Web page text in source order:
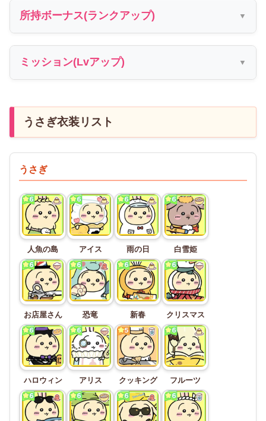
所持ボーナス(ランクアップ)
ミッション(Lvアップ)
うさぎ衣装リスト
うさぎ
人魚の島 アイス 雨の日 白雪姫
お店屋さん 恐竜 新春 クリスマス
ハロウィン アリス クッキング フルーツ